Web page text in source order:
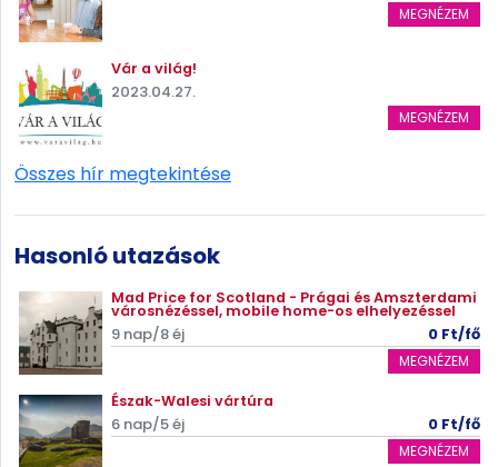
MEGNÉZEM
Vár a világ!
2023.04.27.
MEGNÉZEM
Összes hír megtekintése
Hasonló utazások
Mad Price for Scotland - Prágai és Amszterdami
városnézéssel, mobile home-os elhelyezéssel
9 nap/8 éj 0 Ft/fő
MEGNÉZEM
Észak-Walesi vártúra
6 nap/5 éj 0 Ft/fő
MEGNÉZEM